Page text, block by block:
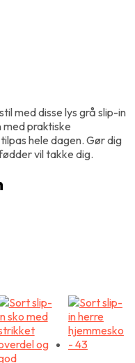
med disse lys grå slip-in
med praktiske
hele dagen. Gør dig
vil takke dig.